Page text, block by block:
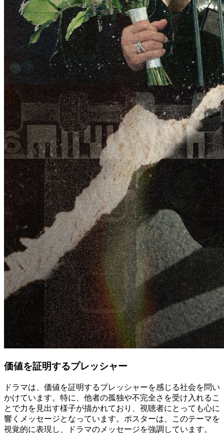
価値を証明するプレッシャー
ドラマは、価値を証明するプレッシャーを感じる社会を問い
かけています。特に、他者の孤独や不完全さを受け入れるこ
とで力を見出す様子が描かれており、視聴者にとっても心に
響くメッセージとなっています。ポスターは、このテーマを
視覚的に表現し、ドラマのメッセージを強調しています。